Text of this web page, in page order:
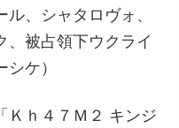
、シャタロヴォ、
、被占領下ウクライ
ケ）
Ｋｈ４７Ｍ２ キンジ